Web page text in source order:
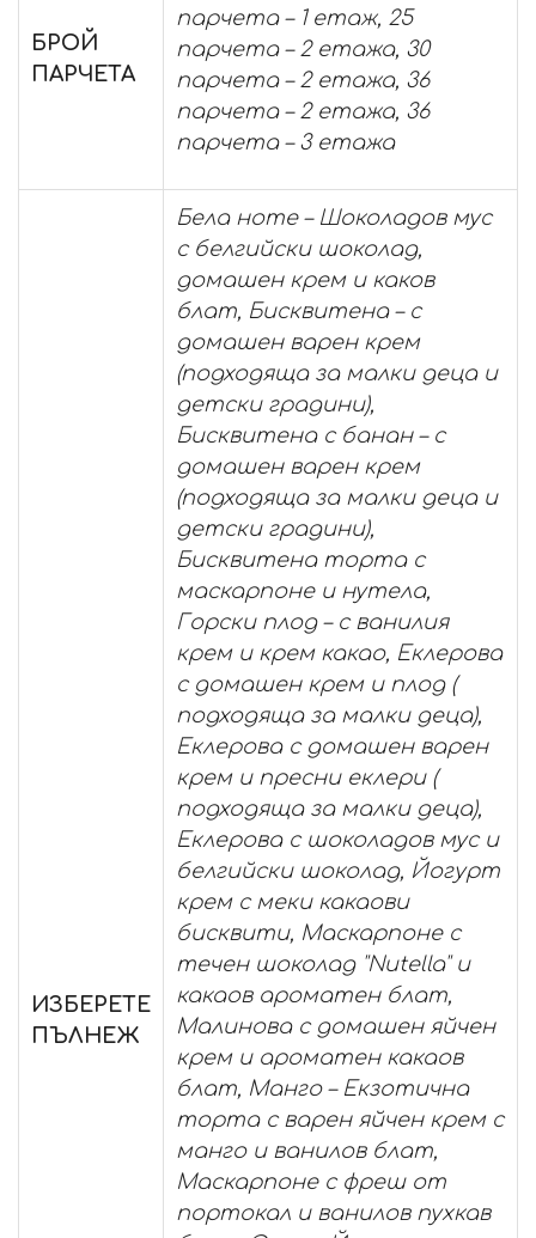
БРОЙ
ПАРЧЕТА
парчета – 1 етаж, 25
парчета – 2 етажа, 30
парчета – 2 етажа, 36
парчета – 2 етажа, 36
парчета – 3 етажа
ИЗБЕРЕТЕ
ПЪЛНЕЖ
Бела ноте – Шоколадов мус
с белгийски шоколад,
домашен крем и каков
блат, Бисквитена – с
домашен варен крем
(подходяща за малки деца и
детски градини),
Бисквитена с банан – с
домашен варен крем
(подходяща за малки деца и
детски градини),
Бисквитена торта с
маскарпоне и нутела,
Горски плод – с ванилия
крем и крем какао, Еклерова
с домашен крем и плод (
подходяща за малки деца),
Еклерова с домашен варен
крем и пресни еклери (
подходяща за малки деца),
Еклерова с шоколадов мус и
белгийски шоколад, Йогурт
крем с меки какаови
бисквити, Маскарпоне с
течен шоколад "Nutella" и
какаов ароматен блат,
Малинова с домашен яйчен
крем и ароматен какаов
блат, Манго – Екзотична
торта с варен яйчен крем с
манго и ванилов блат,
Маскарпоне с фреш от
портокал и ванилов пухкав